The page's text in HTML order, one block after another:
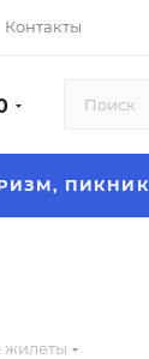
Контакты
ПИКНИК
жилеты